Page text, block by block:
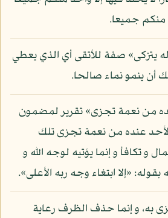
منكم جميعا.
يتزكى» صفة للأتقى أي الذي يعطي
أن ينمو نماء صالحا.
من نعمة تجزى» تقرير لمضمون
لأحد عنده من نعمة تجزى تلك
و تكافأ و إنما يؤتيه لوجه الله و
«إلا ابتغاء وجه ربه الأعلى».
به، و إنما حذف الظرف رعاية